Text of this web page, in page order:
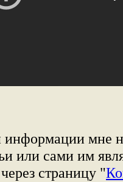
информации мне
или сами им
страницу "